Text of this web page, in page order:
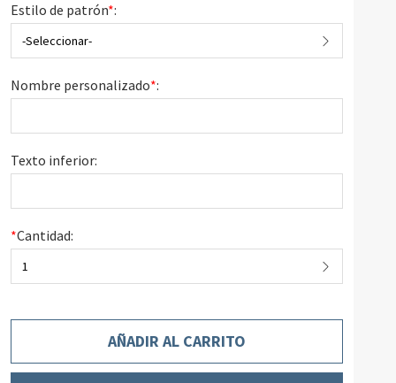
Estilo de patrón*:
-Seleccionar-
Nombre personalizado*:
Texto inferior:
*Cantidad:
1
AÑADIR AL CARRITO